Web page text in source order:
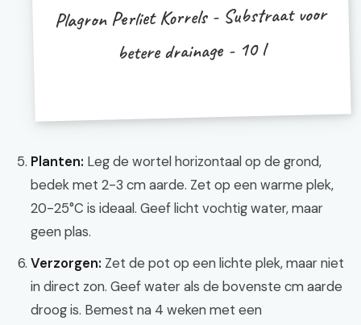
Plagron Perliet Korrels - Substraat voor
betere drainage - 10 l
Planten: Leg de wortel horizontaal op de grond,
bedek met 2-3 cm aarde. Zet op een warme plek,
20-25°C is ideaal. Geef licht vochtig water, maar
geen plas.
Verzorgen: Zet de pot op een lichte plek, maar niet
in direct zon. Geef water als de bovenste cm aarde
droog is. Bemest na 4 weken met een